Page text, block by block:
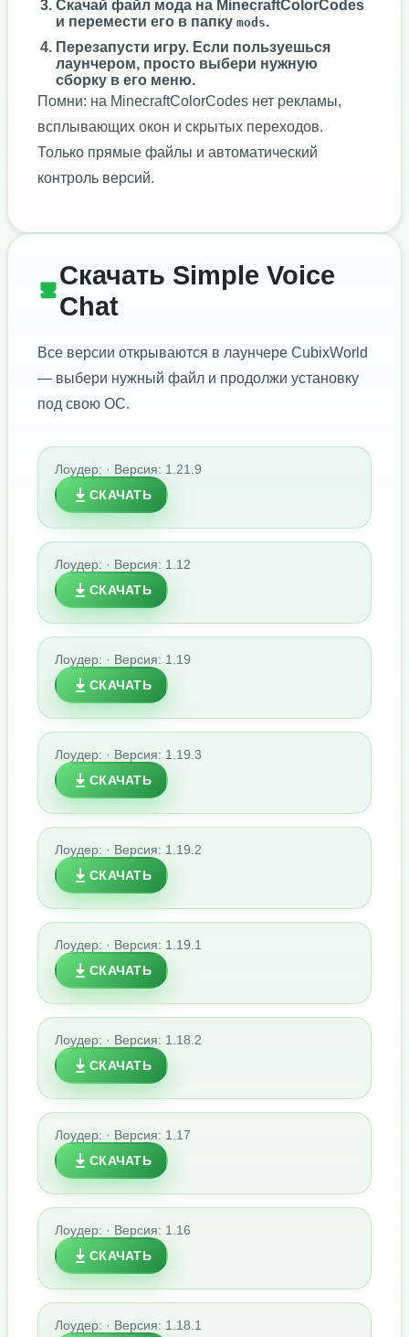
Скачай файл мода на MinecraftColorCodes
и перемести его в папку mods.
Перезапусти игру. Если пользуешься
лаунчером, просто выбери нужную
сборку в его меню.
Помни: на MinecraftColorCodes нет рекламы,
всплывающих окон и скрытых переходов.
Только прямые файлы и автоматический
контроль версий.
Скачать Simple Voice
Chat
Все версии открываются в лаунчере CubixWorld
— выбери нужный файл и продолжи установку
под свою ОС.
Лоудер: · Версия: 1.21.9
СКАЧАТЬ
Лоудер: · Версия: 1.12
СКАЧАТЬ
Лоудер: · Версия: 1.19
СКАЧАТЬ
Лоудер: · Версия: 1.19.3
СКАЧАТЬ
Лоудер: · Версия: 1.19.2
СКАЧАТЬ
Лоудер: · Версия: 1.19.1
СКАЧАТЬ
Лоудер: · Версия: 1.18.2
СКАЧАТЬ
Лоудер: · Версия: 1.17
СКАЧАТЬ
Лоудер: · Версия: 1.16
СКАЧАТЬ
Лоудер: · Версия: 1.18.1